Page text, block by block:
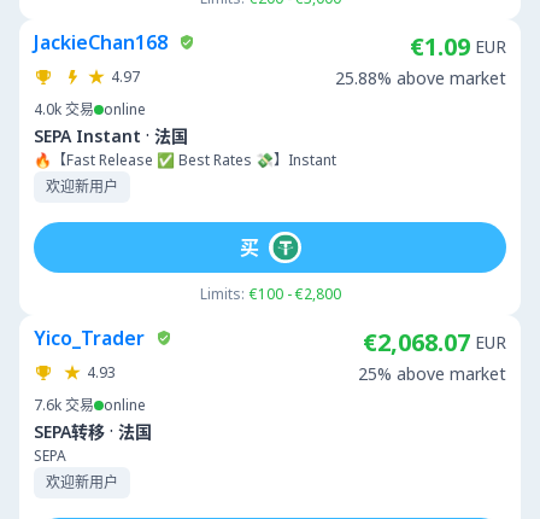
JackieChan168
4.97
4.0k交易 online
SEPA Instant · 法国
🔥【Fast Release ✅ Best Rates 💸】Instant
欢迎新用户
€1.09 EUR
25.88% above market
Limits: €100 - €2,800
买
Yico_Trader
4.93
7.6k交易 online
SEPA转移 · 法国
SEPA
欢迎新用户
€2,068.07 EUR
25% above market